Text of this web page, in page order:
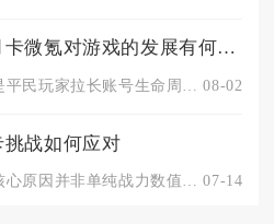
三国志战略版的月卡微氪对游戏的发展有何作用
08-02
战如何应对
07-14